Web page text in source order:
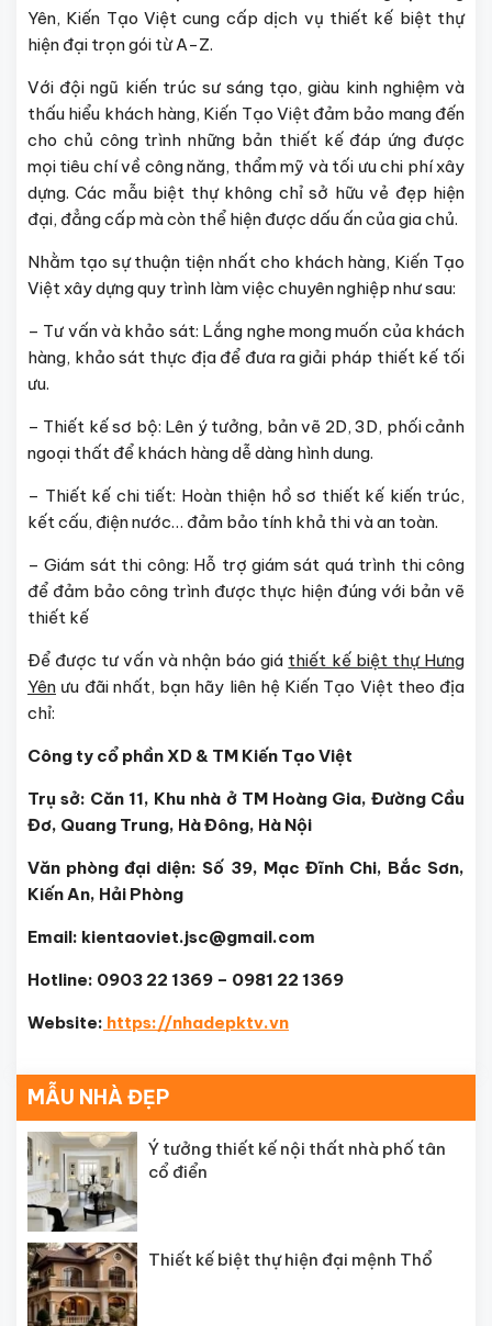
Yên, Kiến Tạo Việt cung cấp dịch vụ thiết kế biệt thự
hiện đại trọn gói từ A-Z.
Với đội ngũ kiến trúc sư sáng tạo, giàu kinh nghiệm và
thấu hiểu khách hàng, Kiến Tạo Việt đảm bảo mang đến
cho chủ công trình những bản thiết kế đáp ứng được
mọi tiêu chí về công năng, thẩm mỹ và tối ưu chi phí xây
dựng. Các mẫu biệt thự không chỉ sở hữu vẻ đẹp hiện
đại, đẳng cấp mà còn thể hiện được dấu ấn của gia chủ.
Nhằm tạo sự thuận tiện nhất cho khách hàng, Kiến Tạo
Việt xây dựng quy trình làm việc chuyên nghiệp như sau:
– Tư vấn và khảo sát: Lắng nghe mong muốn của khách
hàng, khảo sát thực địa để đưa ra giải pháp thiết kế tối
ưu.
– Thiết kế sơ bộ: Lên ý tưởng, bản vẽ 2D, 3D, phối cảnh
ngoại thất để khách hàng dễ dàng hình dung.
– Thiết kế chi tiết: Hoàn thiện hồ sơ thiết kế kiến trúc,
kết cấu, điện nước… đảm bảo tính khả thi và an toàn.
– Giám sát thi công: Hỗ trợ giám sát quá trình thi công
để đảm bảo công trình được thực hiện đúng với bản vẽ
thiết kế
Để được tư vấn và nhận báo giá thiết kế biệt thự Hưng
Yên ưu đãi nhất, bạn hãy liên hệ Kiến Tạo Việt theo địa
chỉ:
Công ty cổ phần XD & TM Kiến Tạo Việt
Trụ sở: Căn 11, Khu nhà ở TM Hoàng Gia, Đường Cầu
Đơ, Quang Trung, Hà Đông, Hà Nội
Văn phòng đại diện: Số 39, Mạc Đĩnh Chi, Bắc Sơn,
Kiến An, Hải Phòng
Email: kientaoviet.jsc@gmail.com
Hotline: 0903 22 1369 – 0981 22 1369
Website: https://nhadepktv.vn
MẪU NHÀ ĐẸP
Ý tưởng thiết kế nội thất nhà phố tân
cổ điển
Thiết kế biệt thự hiện đại mệnh Thổ